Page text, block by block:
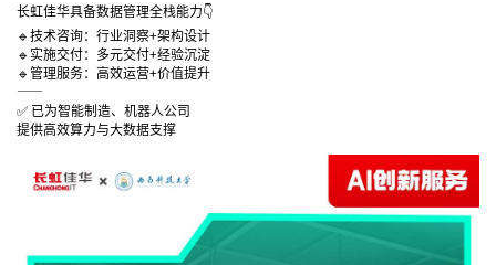
长虹佳华具备数据管理全栈能力👇
🔹技术咨询：行业洞察+架构设计
🔹实施交付：多元交付+经验沉淀
🔹管理服务：高效运营+价值提升
——
✅ 已为智能制造、机器人公司
提供高效算力与大数据支撑